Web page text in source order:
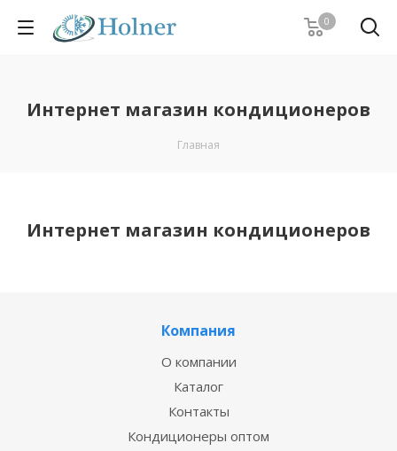
0
Интернет магазин кондиционеров
Главная
Интернет магазин кондиционеров
Компания
О компании
Каталог
Контакты
Кондиционеры оптом